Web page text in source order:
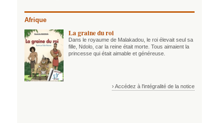
Afrique
La graine du roi
Dans le royaume de Malakadou, le roi élevait seul sa
fille, Ndolo, car la reine était morte. Tous aimaient la
princesse qui était aimable et généreuse.
› Accédez à l'intégralité de la notice